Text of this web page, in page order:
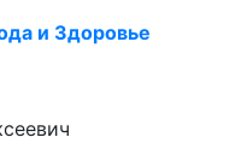
и Здоровье